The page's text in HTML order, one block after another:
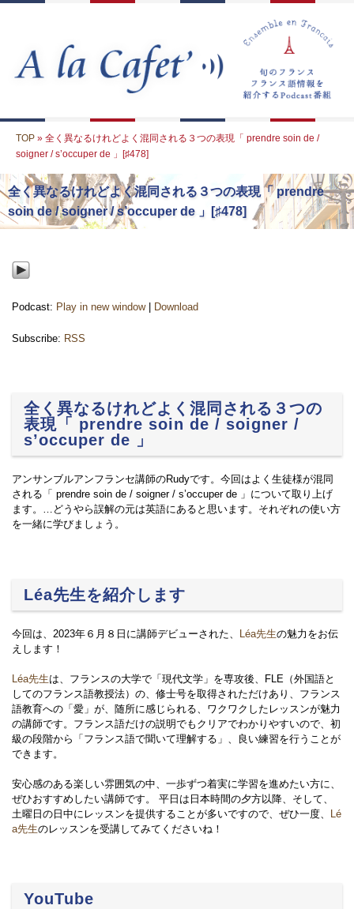
TOP » 全く異なるけれどよく混同される３つの表現「 prendre soin de /
soigner / s’occuper de 」[♯478]
全く異なるけれどよく混同される３つの表現「 prendre
soin de / soigner / s’occuper de 」[♯478]
Podcast: Play in new window| Download
Subscribe: RSS
全く異なるけれどよく混同される３つの
表現「 prendre soin de / soigner /
s’occuper de 」
アンサンブルアンフランセ講師のRudyです。今回はよく生徒様が混同
される「 prendre soin de / soigner / s’occuper de 」について取り上げ
ます。…どうやら誤解の元は英語にあると思います。それぞれの使い方
を一緒に学びましょう。
Léa先生を紹介します
今回は、2023年６月８日に講師デビューされた、 Léa先生の魅力をお伝
えします！
Léa先生は、フランスの大学で「現代文学」を専攻後、FLE（外国語と
してのフランス語教授法）の、修士号を取得されただけあり、フランス
語教育への「愛」が、随所に感じられる、ワクワクしたレッスンが魅力
の講師です。フランス語だけの説明でもクリアでわかりやすいので、初
級の段階から「フランス語で聞いて理解する」、良い練習を行うことが
できます。
安心感のある楽しい雰囲気の中、一歩ずつ着実に学習を進めたい方に、
ぜひおすすめしたい講師です。 平日は日本時間の夕方以降、そして、
土曜日の日中にレッスンを提供することが多いですので、ぜひ一度、
Lé
a先生のレッスンを受講してみてくださいね！
YouTube